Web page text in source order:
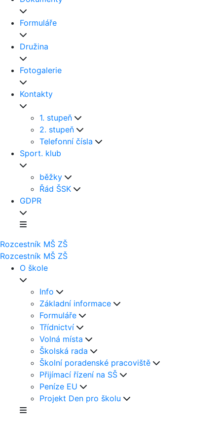
Formuláře
Družina
Fotogalerie
Kontakty
1. stupeň
2. stupeň
Telefonní čísla
Sport. klub
běžky
Řád ŠSK
GDPR
Rozcestník MŠ ZŠ
Rozcestník MŠ ZŠ
O škole
Info
Základní informace
Formuláře
Třídnictví
Volná místa
Školská rada
Školní poradenské pracoviště
Přijímací řízení na SŠ
Peníze EU
Projekt Den pro školu